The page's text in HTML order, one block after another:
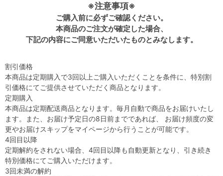
※注意事項※
ご購入前に必ずご確認ください。
本商品のご注文が確定した場合、
下記の内容にご同意いただいたものとみなします。
割引価格
本商品は定期購入で3回以上ご購入いただくことを条件に、特別割
引価格にてご提供させていただく商品となります。
定期購入
本商品は定期配送商品となります。毎月自動で商品をお届けいたし
ます。また、お届け予定日の8日前までであれば、 お届け頻度の変
更やお届けスキップをマイページから行うことが可能です。
4回目以降
定期解約をされない場合、4回目以降も自動更新となり、引き続き
特別価格にてご購入いただけます。
3回未満の解約